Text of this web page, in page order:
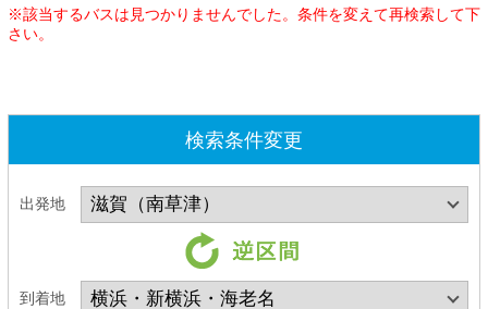
※該当するバスは見つかりませんでした。条件を変えて再検索して下
さい。
検索条件変更
出発地
到着地